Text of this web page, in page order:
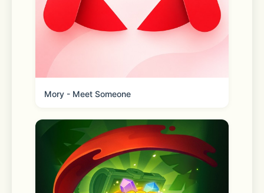
4.--续订：苹果iTunes账号将在当前订
阅结束前的最后24小时里被收取续订费
用，并确定续订开支。扣款成功后订阅周
5.--取消续订：如需取消订阅，请在当前
订阅周期24小时前，打开苹果手机“设
置”-->进入“iTunes Store 与App Store”-
->点击“Apple ID”，选择“查看Apple
Mory - Meet Someone